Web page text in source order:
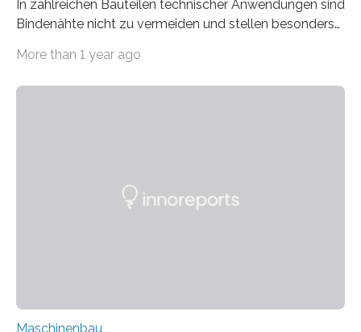
In zahlreichen Bauteilen technischer Anwendungen sind
Bindenähte nicht zu vermeiden und stellen besonders
Matrixmaterials eine große Herausforderung dar.
Durch den verstärkten Einsatz von Rezyklaten
More than 1 year ago
Maschinenbau